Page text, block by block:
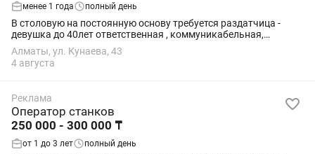
менее 1 года полный день
В столовую на постоянную основу требуется раздатчица -
девушка до 40лет ответственная , коммуникабельная,
умеющая работать в команде с опытом работы .Удобный
график работы 5/2 с 8.00-16.00 Зарплата...
Алматы, ул. Кунаева, 43
4 августа
Реклама
Оператор станков
250 000 - 300 000 ₸
от 1 до 3 лет полный день